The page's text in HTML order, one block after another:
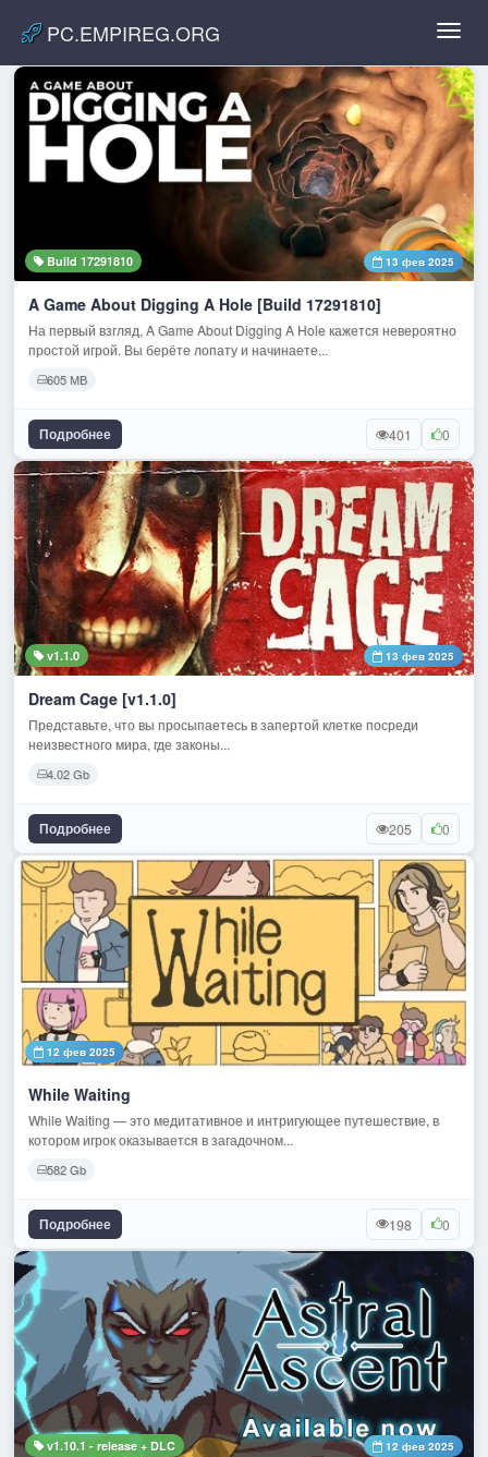
PC.EMPIREG.ORG
Build 17291810 13 фев 2025
A Game About Digging A Hole [Build 17291810]
На первый взгляд, A Game About Digging A Hole кажется невероятно
простой игрой. Вы берёте лопату и начинаете...
605 МВ
Подробнее 401 0
v1.1.0 13 фев 2025
Dream Cage [v1.1.0]
Представьте, что вы просыпаетесь в запертой клетке посреди
неизвестного мира, где законы...
4.02 Gb
Подробнее 205 0
12 фев 2025
While Waiting
While Waiting — это медитативное и интригующее путешествие, в
котором игрок оказывается в загадочном...
582 Gb
Подробнее 198 0
v1.10.1 - release + DLC 12 фев 2025